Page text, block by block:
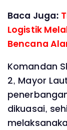
Baca Juga:
Logistik
Bencana
Komandan
2, Mayor
dikuasai,